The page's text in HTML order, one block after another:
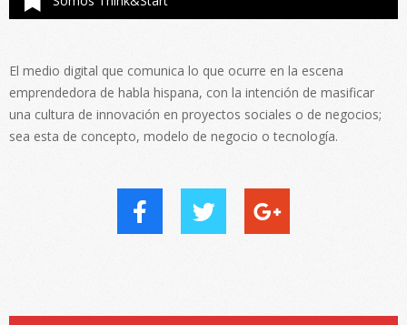
El medio digital que comunica lo que ocurre en la escena
emprendedora de habla hispana, con la intención de masificar
una cultura de innovación en proyectos sociales o de negocios;
sea esta de concepto, modelo de negocio o tecnología.